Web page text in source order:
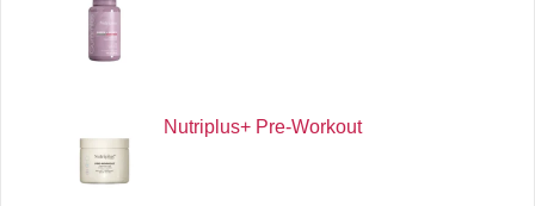
Nutriplus+ Pre-Workout